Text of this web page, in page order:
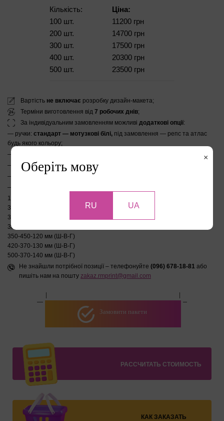
Кількість:
100 шт.
200 шт.
300 шт.
400 шт.
500 шт.
Ціна:
11200 грн
14700 грн
17500 грн
20300 грн
23500 грн
Вартість не включає розробку дизайн-макета;
Терміни виготовлення від 7 робочих днів;
За індивідуальним замовленням можливі додаткові опції:
— ручки: стандарт — мотузкові білі, під замовлення — репс та атлас
будь якого кольору;
— установка люверсів на пакет +7 грн./1 пакет;
— можливий вибірковий уф-лак (глянцевый/об’ємний);
— тисненння, фольгування.
—
180-240-140 мм (Ш-В-Г)
300-300-120 мм (Ш-В-Г)
350-350-90 мм (Ш-В-Г)
380-380-100 мм (Ш-В-Г)
350-450-120 мм (Ш-В-Г)
420-370-130 мм (Ш-В-Г)
500-370-140 мм (Ш-В-Г)
Не знайшли потрібної позиції – телефонуйте (096) 678-18-81 або
пишіть нам на пошту zakaz.rmprint@gmail.com
Замовити пакети
РАССЧИТАТЬ СТОИМОСТЬ
КАК ЗАКАЗАТЬ
×
Оберіть мову
RU UA